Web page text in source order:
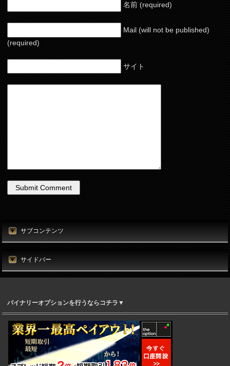
名前 (required)
Mail (will not be published)
(required)
サイト
サブコンテンツ
サイドバー
バイナリーオプションを行うならコチラ▼